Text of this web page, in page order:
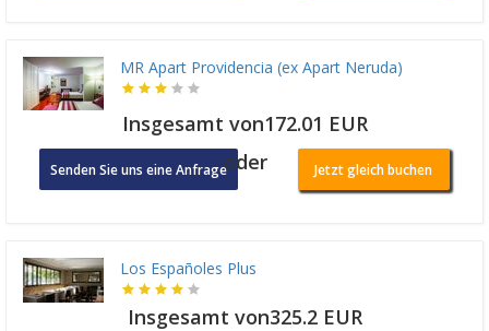
MR Apart Providencia (ex Apart Neruda)
Insgesamt von172.01 EUR
Senden Sie uns eine Anfrageoder Jetzt gleich buchen
Los Españoles Plus
Insgesamt von325.2 EUR